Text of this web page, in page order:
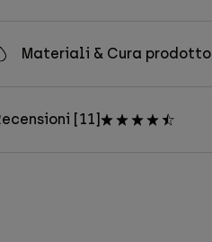
Materiali & Cura prodotto
[11]